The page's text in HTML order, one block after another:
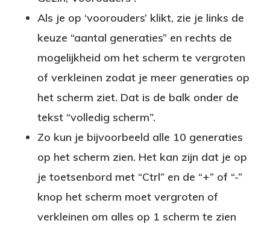
Als je op ‘voorouders’ klikt, zie je links de
keuze “aantal generaties” en rechts de
mogelijkheid om het scherm te vergroten
of verkleinen zodat je meer generaties op
het scherm ziet. Dat is de balk onder de
tekst “volledig scherm”.
Zo kun je bijvoorbeeld alle 10 generaties
op het scherm zien. Het kan zijn dat je op
je toetsenbord met “Ctrl” en de “+” of “-”
knop het scherm moet vergroten of
verkleinen om alles op 1 scherm te zien